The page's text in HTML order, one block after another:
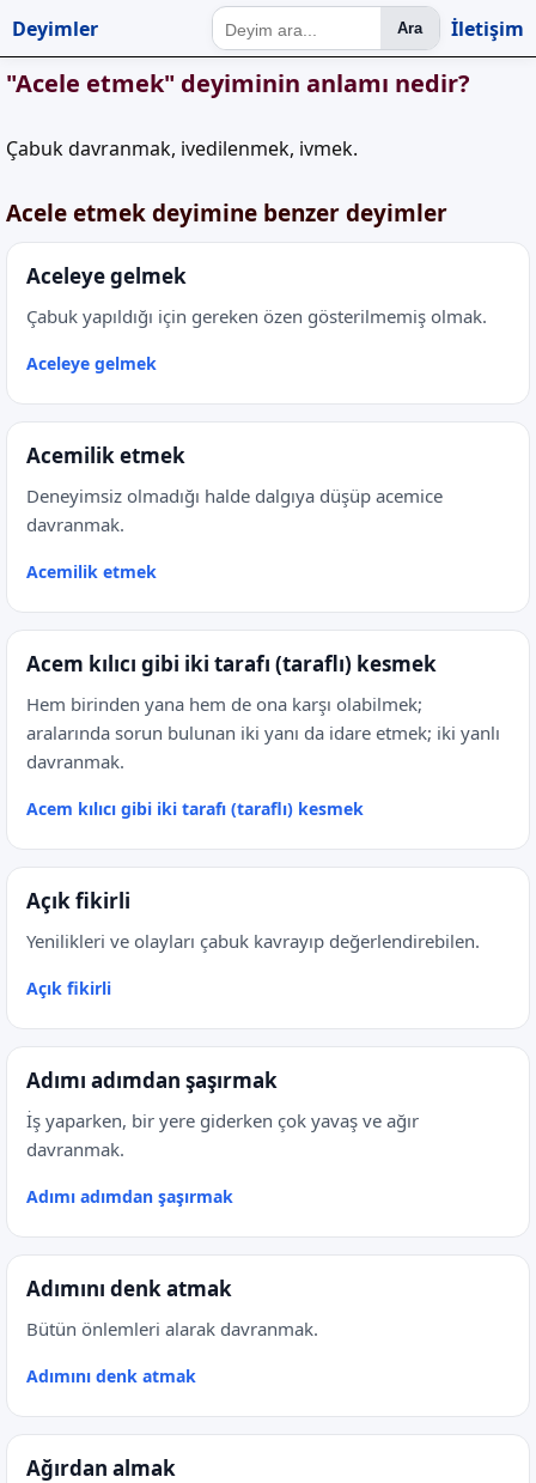
Deyimler Ara İletişim
"Acele etmek" deyiminin anlamı nedir?
Çabuk davranmak, ivedilenmek, ivmek.
Acele etmek deyimine benzer deyimler
Aceleye gelmek
Çabuk yapıldığı için gereken özen gösterilmemiş olmak.
Aceleye gelmek
Acemilik etmek
Deneyimsiz olmadığı halde dalgıya düşüp acemice
davranmak.
Acemilik etmek
Acem kılıcı gibi iki tarafı (taraflı) kesmek
Hem birinden yana hem de ona karşı olabilmek;
aralarında sorun bulunan iki yanı da idare etmek; iki yanlı
davranmak.
Acem kılıcı gibi iki tarafı (taraflı) kesmek
Açık fikirli
Yenilikleri ve olayları çabuk kavrayıp değerlendirebilen.
Açık fikirli
Adımı adımdan şaşırmak
İş yaparken, bir yere giderken çok yavaş ve ağır
davranmak.
Adımı adımdan şaşırmak
Adımını denk atmak
Bütün önlemleri alarak davranmak.
Adımını denk atmak
Ağırdan almak